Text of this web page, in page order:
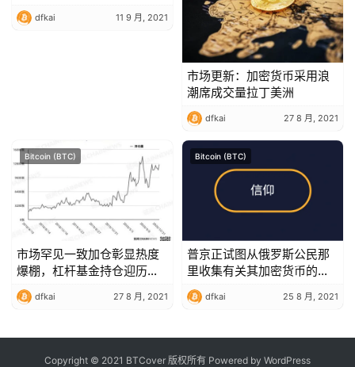
dfkai 11 9 月, 2021
市场更新：加密货币采用浪
潮席成交量拉丁美洲
dfkai 27 8 月, 2021
Bitcoin (BTC)
市场罕见一致加仓彰显热度
爆棚，杠杆基金持仓迎历史
性突破 | CFTC COT 比特币
持仓周报
dfkai 27 8 月, 2021
Bitcoin (BTC)
普京正试图从俄罗斯公民那
里收集有关其加密货币的数
据
dfkai 25 8 月, 2021
Copyright © 2021 BTCover 版权所有 Powered by WordPress